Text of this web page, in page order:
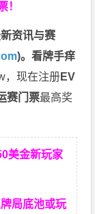
！
资讯与赛
)。看牌手痒
，现在注册EV
赛门票最高奖
美金新玩家
局底池或玩